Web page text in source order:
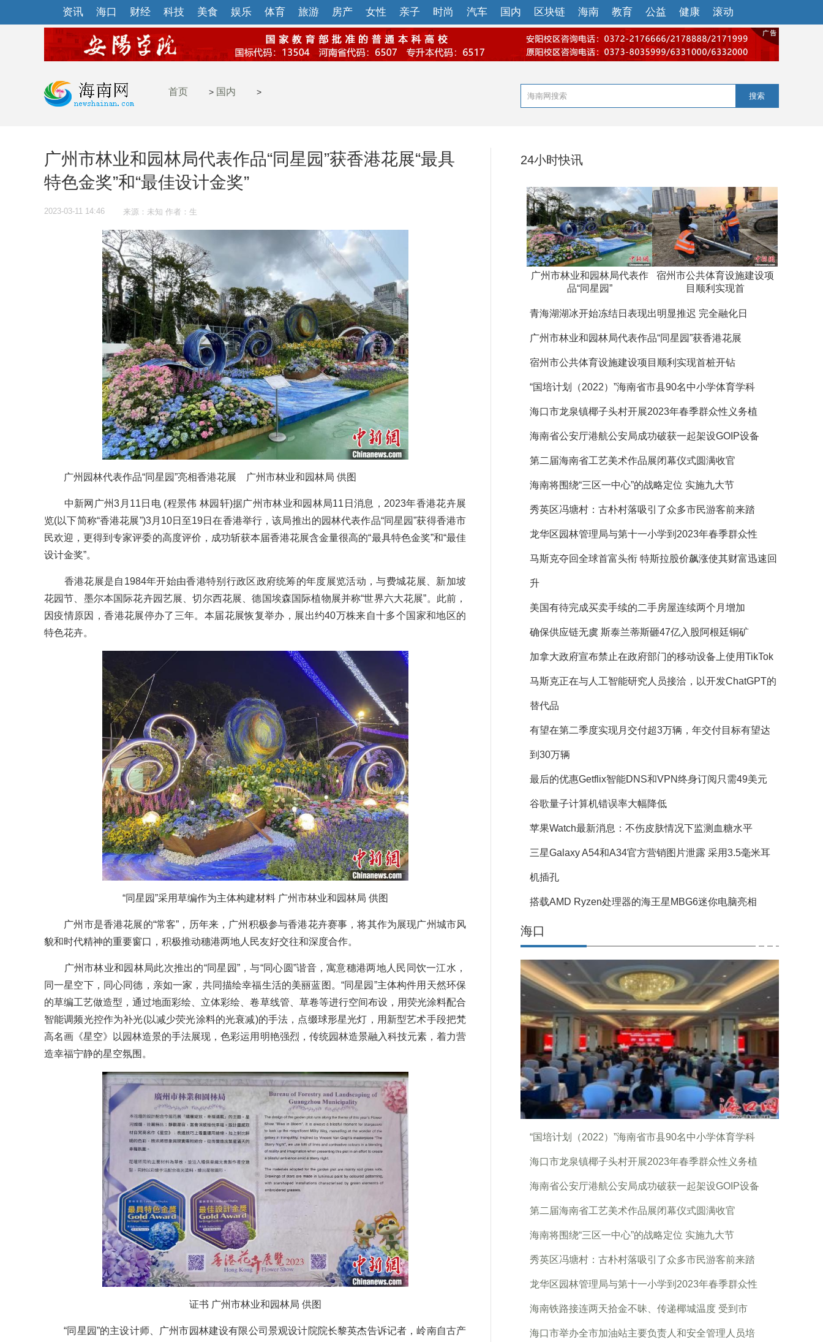
资讯 海口 财经 科技 美食 娱乐 体育 旅游 房产 女性 亲子 时尚 汽车 国内 区块链 海南 教育 公益 健康 滚动
首页 > 国内 > 搜索
广州市林业和园林局代表作品“同星园”获香港花展“最具
特色金奖”和“最佳设计金奖”
2023-03-11 14:46 来源：未知 作者：生
广州园林代表作品“同星园”亮相香港花展 广州市林业和园林局 供图
中新网广州3月11日电 (程景伟 林园轩)据广州市林业和园林局11日消息，2023年香港花卉展
览(以下简称“香港花展”)3月10日至19日在香港举行，该局推出的园林代表作品“同星园”获得香港市
民欢迎，更得到专家评委的高度评价，成功斩获本届香港花展含金量很高的“最具特色金奖”和“最佳
设计金奖”。
香港花展是自1984年开始由香港特别行政区政府统筹的年度展览活动，与费城花展、新加坡
花园节、墨尔本国际花卉园艺展、切尔西花展、德国埃森国际植物展并称“世界六大花展”。此前，
因疫情原因，香港花展停办了三年。本届花展恢复举办，展出约40万株来自十多个国家和地区的
特色花卉。
“同星园”采用草编作为主体构建材料 广州市林业和园林局 供图
广州市是香港花展的“常客”，历年来，广州积极参与香港花卉赛事，将其作为展现广州城市风
貌和时代精神的重要窗口，积极推动穗港两地人民友好交往和深度合作。
广州市林业和园林局此次推出的“同星园”，与“同心圆”谐音，寓意穗港两地人民同饮一江水，
同一星空下，同心同德，亲如一家，共同描绘幸福生活的美丽蓝图。“同星园”主体构件用天然环保
的草编工艺做造型，通过地面彩绘、立体彩绘、卷草线管、草卷等进行空间布设，用荧光涂料配合
智能调频光控作为补光(以减少荧光涂料的光衰减)的手法，点缀球形星光灯，用新型艺术手段把梵
高名画《星空》以园林造景的手法展现，色彩运用明艳强烈，传统园林造景融入科技元素，着力营
造幸福宁静的星空氛围。
证书 广州市林业和园林局 供图
“同星园”的主设计师、广州市园林建设有限公司景观设计院院长黎英杰告诉记者，岭南自古产
24小时快讯
广州市林业和园林局代表作
品“同星园”
宿州市公共体育设施建设项
目顺利实现首
青海湖湖冰开始冻结日表现出明显推迟 完全融化日
广州市林业和园林局代表作品“同星园”获香港花展
宿州市公共体育设施建设项目顺利实现首桩开钻
“国培计划（2022）”海南省市县90名中小学体育学科
海口市龙泉镇椰子头村开展2023年春季群众性义务植
海南省公安厅港航公安局成功破获一起架设GOIP设备
第二届海南省工艺美术作品展闭幕仪式圆满收官
海南将围绕“三区一中心”的战略定位 实施九大节
秀英区冯塘村：古朴村落吸引了众多市民游客前来踏
龙华区园林管理局与第十一小学到2023年春季群众性
马斯克夺回全球首富头衔 特斯拉股价飙涨使其财富迅速回
升
美国有待完成买卖手续的二手房屋连续两个月增加
确保供应链无虞 斯泰兰蒂斯砸47亿入股阿根廷铜矿
加拿大政府宣布禁止在政府部门的移动设备上使用TikTok
马斯克正在与人工智能研究人员接洽，以开发ChatGPT的
替代品
有望在第二季度实现月交付超3万辆，年交付目标有望达
到30万辆
最后的优惠Getflix智能DNS和VPN终身订阅只需49美元
谷歌量子计算机错误率大幅降低
苹果Watch最新消息：不伤皮肤情况下监测血糖水平
三星Galaxy A54和A34官方营销图片泄露 采用3.5毫米耳
机插孔
搭载AMD Ryzen处理器的海王星MBG6迷你电脑亮相
海口
“国培计划（2022）”海南省市县90名中小学体育学科
海口市龙泉镇椰子头村开展2023年春季群众性义务植
海南省公安厅港航公安局成功破获一起架设GOIP设备
第二届海南省工艺美术作品展闭幕仪式圆满收官
海南将围绕“三区一中心”的战略定位 实施九大节
秀英区冯塘村：古朴村落吸引了众多市民游客前来踏
龙华区园林管理局与第十一小学到2023年春季群众性
海南铁路接连两天拾金不昧、传递椰城温度 受到市
海口市举办全市加油站主要负责人和安全管理人员培